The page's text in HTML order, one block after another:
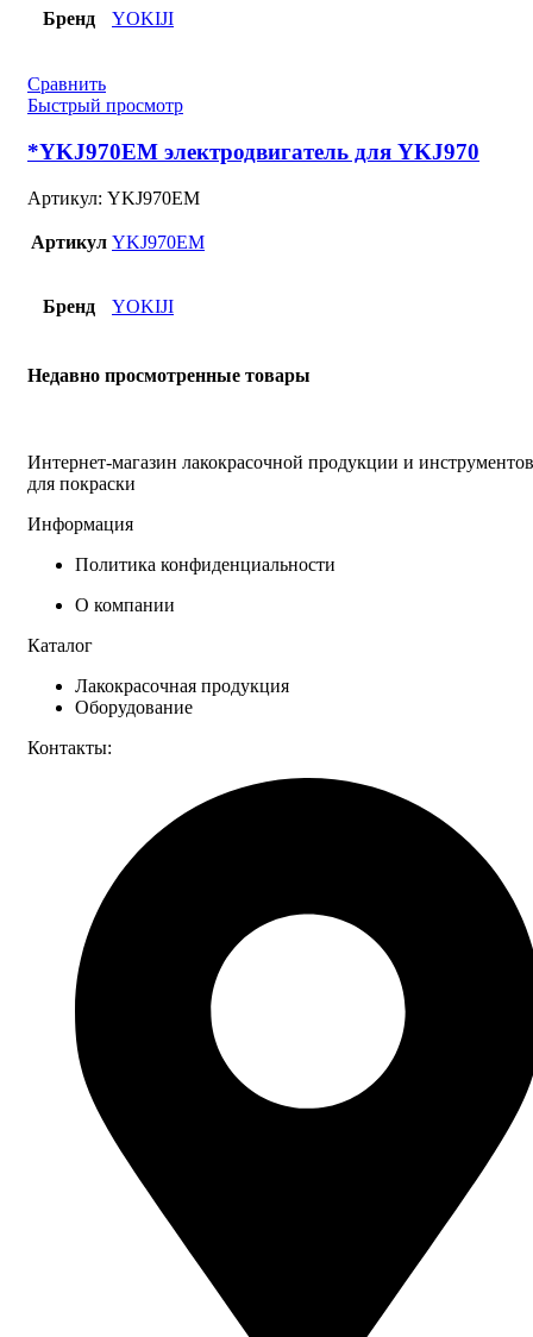
Бренд YOKIJI
Сравнить
Быстрый просмотр
*YKJ970EM электродвигатель для YKJ970
Артикул: YKJ970EM
Артикул YKJ970EM
Бренд YOKIJI
Недавно просмотренные товары
Интернет-магазин лакокрасочной продукции и инструментов
для покраски
Информация
Политика конфиденциальности
О компании
Каталог
Лакокрасочная продукция
Оборудование
Контакты: